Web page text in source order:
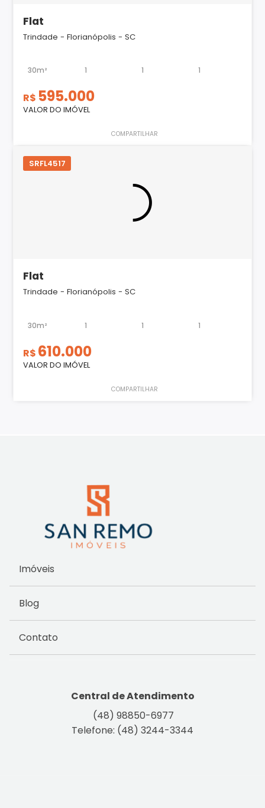
Flat
Trindade - Florianópolis - SC
30m² 1 1 1
R$ 595.000
VALOR DO IMÓVEL
COMPARTILHAR
SRFL4517
Flat
Trindade - Florianópolis - SC
30m² 1 1 1
R$ 610.000
VALOR DO IMÓVEL
COMPARTILHAR
Imóveis
Blog
Contato
Central de Atendimento
(48) 98850-6977
Telefone: (48) 3244-3344